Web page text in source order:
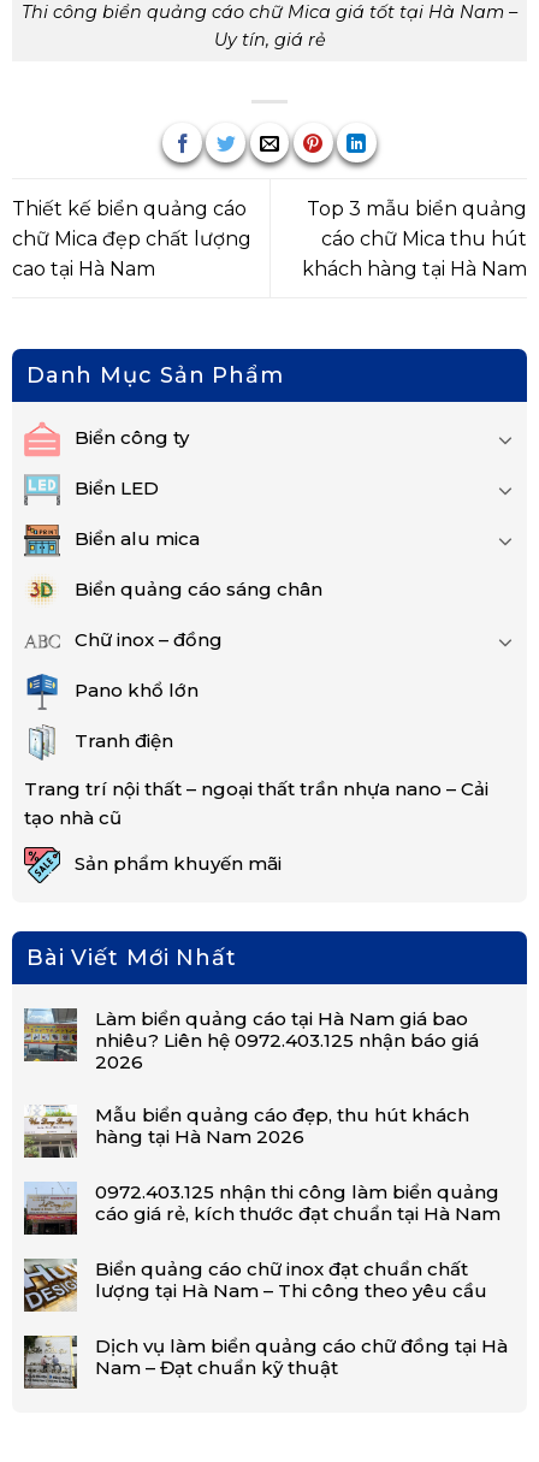
Thi công biển quảng cáo chữ Mica giá tốt tại Hà Nam –
Uy tín, giá rẻ
Thiết kế biển quảng cáo
chữ Mica đẹp chất lượng
cao tại Hà Nam
Top 3 mẫu biển quảng
cáo chữ Mica thu hút
khách hàng tại Hà Nam
Danh Mục Sản Phẩm
Biển công ty
Biển LED
Biển alu mica
Biển quảng cáo sáng chân
Chữ inox – đồng
Pano khổ lớn
Tranh điện
Trang trí nội thất – ngoại thất trần nhựa nano – Cải
tạo nhà cũ
Sản phẩm khuyến mãi
Bài Viết Mới Nhất
Làm biển quảng cáo tại Hà Nam giá bao
nhiêu? Liên hệ 0972.403.125 nhận báo giá
2026
Mẫu biển quảng cáo đẹp, thu hút khách
hàng tại Hà Nam 2026
0972.403.125 nhận thi công làm biển quảng
cáo giá rẻ, kích thước đạt chuẩn tại Hà Nam
Biển quảng cáo chữ inox đạt chuẩn chất
lượng tại Hà Nam – Thi công theo yêu cầu
Dịch vụ làm biển quảng cáo chữ đồng tại Hà
Nam – Đạt chuẩn kỹ thuật